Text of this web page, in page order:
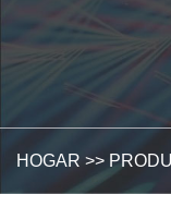
HOGAR >>